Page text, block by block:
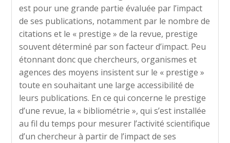
est pour une grande partie évaluée par l’impact
de ses publications, notamment par le nombre de
citations et le « prestige » de la revue, prestige
souvent déterminé par son facteur d’impact. Peu
étonnant donc que chercheurs, organismes et
agences des moyens insistent sur le « prestige »
toute en souhaitant une large accessibilité de
leurs publications. En ce qui concerne le prestige
d’une revue, la « bibliométrie », qui s’est installée
au fil du temps pour mesurer l’activité scientifique
d’un chercheur à partir de l’impact de ses